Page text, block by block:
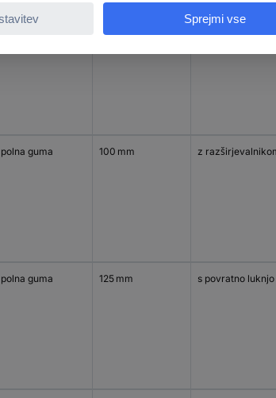
polna guma z razširjevalnikom
polna guma 100 mm z
polna guma 125 mm s povratno luknjo